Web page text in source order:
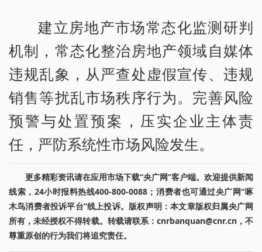
建立房地产市场常态化监测研判
机制，常态化整治房地产领域自媒体
违规乱象，从严查处虚假宣传、违规
销售等扰乱市场秩序行为。完善风险
预警与处置预案，压实企业主体责
任，严防系统性市场风险发生。
更多精彩资讯请在应用市场下载“央广网”客户端。欢迎提供新闻
线索，24小时报料热线400-800-0088；消费者也可通过央广网“啄
木鸟消费者投诉平台”线上投诉。版权声明：本文章版权归属央广网
所有，未经授权不得转载。转载请联系：cnrbanquan@cnr.cn，不
尊重原创的行为我们将追究责任。